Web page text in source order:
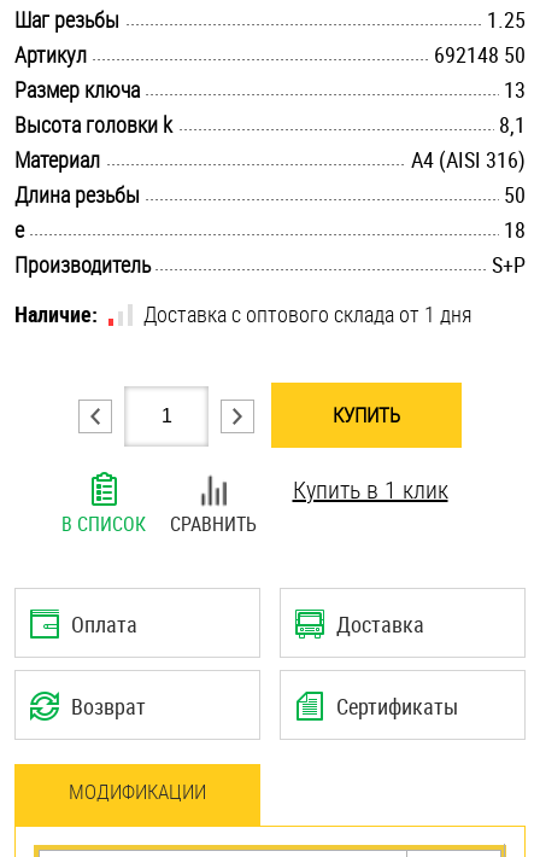
Такелаж
Хомуты
Шайбы
Шпильки
Шплинты
Штифты и пальцы
Шаг резьбы
1.25
Артикул
692148 50
Размер ключа
13
Высота головки k
8,1
Материал
A4 (AISI 316)
Длина резьбы
50
e
18
Производитель
S+P
Наличие:
Доставка с оптового склада от 1 дня
КУПИТЬ
В СПИСОК СРАВНИТЬ
Купить в 1 клик
Оплата Доставка
Возврат Сертификаты
МОДИФИКАЦИИ